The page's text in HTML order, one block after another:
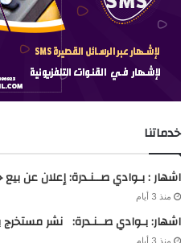
خدماتنا
اشهار : بـوادي صــنـدرة: إعلان عن
منذ 3 أيام
اشهار: بـوادي صــنـدرة: نشر
منذ 3 أيام